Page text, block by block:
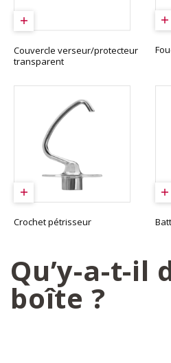
Couvercle verseur/protecteur
transparent
Crochet pétrisseur
Qu’y-a-t-il
boîte ?